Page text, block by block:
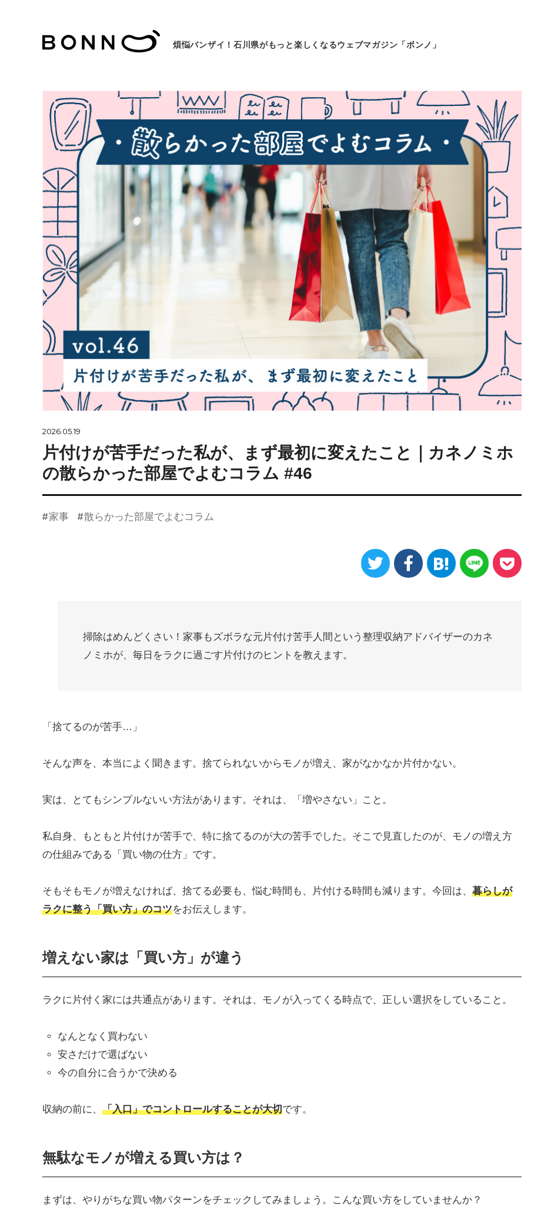
煩悩バンザイ！石川県がもっと楽しくなるウェブマガジン「ボンノ」
2026.05.19
片付けが苦手だった私が、まず最初に変えたこと｜カネノミホ
の散らかった部屋でよむコラム #46
家事 散らかった部屋でよむコラム
掃除はめんどくさい！家事もズボラな元片付け苦手人間という整理収納アドバイザーのカネ
ノミホが、毎日をラクに過ごす片付けのヒントを教えます。
「捨てるのが苦手…」
そんな声を、本当によく聞きます。捨てられないからモノが増え、家がなかなか片付かない。
実は、とてもシンプルないい方法があります。それは、「増やさない」こと。
私自身、もともと片付けが苦手で、特に捨てるのが大の苦手でした。そこで見直したのが、モノの増え方
の仕組みである「買い物の仕方」です。
そもそもモノが増えなければ、捨てる必要も、悩む時間も、片付ける時間も減ります。今回は、 暮らしが
ラクに整う「買い方」のコツをお伝えします。
増えない家は「買い方」が違う
ラクに片付く家には共通点があります。それは、モノが入ってくる時点で、正しい選択をしていること。
なんとなく買わない
安さだけで選ばない
今の自分に合うかで決める
収納の前に、 「入口」でコントロールすることが大切です。
無駄なモノが増える買い方は？
まずは、やりがちな買い物パターンをチェックしてみましょう。こんな買い方をしていませんか？